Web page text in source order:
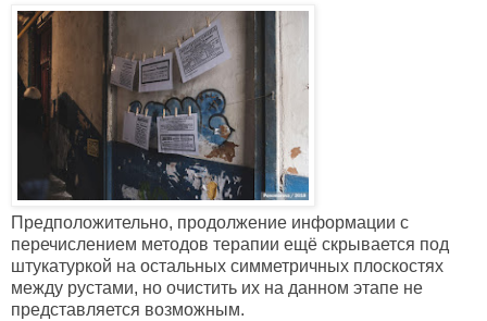
Предположительно, продолжение информации с
перечислением методов терапии ещё скрывается под
штукатуркой на остальных симметричных плоскостях
между рустами, но очистить их на данном этапе не
представляется возможным.